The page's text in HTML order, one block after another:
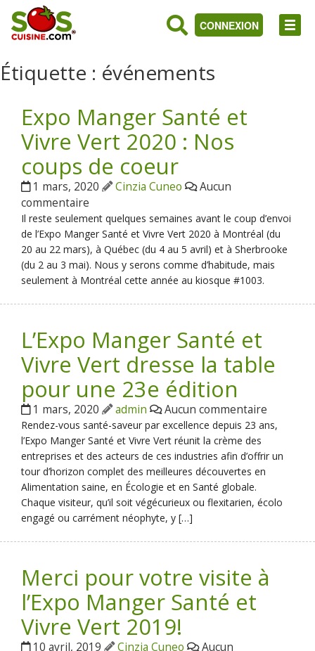
CONNEXION
Étiquette : événements
Expo Manger Santé et
Vivre Vert 2020 : Nos
coups de coeur
1 mars, 2020 Cinzia Cuneo
Aucun
commentaire
Il reste seulement quelques semaines avant le coup d’envoi
de l’Expo Manger Santé et Vivre Vert 2020 à Montréal (du
20 au 22 mars), à Québec (du 4 au 5 avril) et à Sherbrooke
(du 2 au 3 mai). Nous y serons comme d’habitude, mais
seulement à Montréal cette année au kiosque #1003.
L’Expo Manger Santé et
Vivre Vert dresse la table
pour une 23e édition
1 mars, 2020 admin Aucun commentaire
Rendez-vous santé-saveur par excellence depuis 23 ans,
l’Expo Manger Santé et Vivre Vert réunit la crème des
entreprises et des acteurs de ces industries afin d’offrir un
tour d’horizon complet des meilleures découvertes en
Alimentation saine, en Écologie et en Santé globale.
Chaque visiteur, qu’il soit végécurieux ou flexitarien, écolo
engagé ou carrément néophyte, y […]
Merci pour votre visite à
l’Expo Manger Santé et
Vivre Vert 2019!
10 avril, 2019 Cinzia Cuneo
Aucun